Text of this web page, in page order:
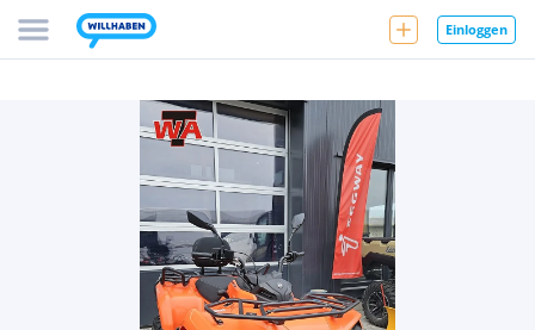
Einloggen